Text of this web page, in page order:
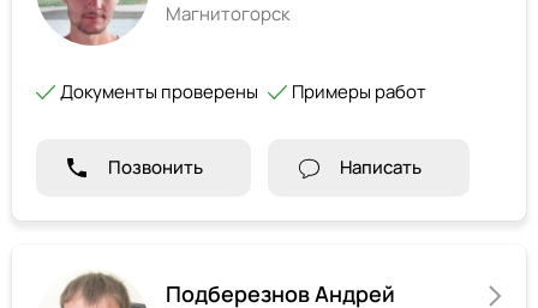
Магнитогорск
Документы проверены Примеры работ
Позвонить Написать
Подберезнов Андрей